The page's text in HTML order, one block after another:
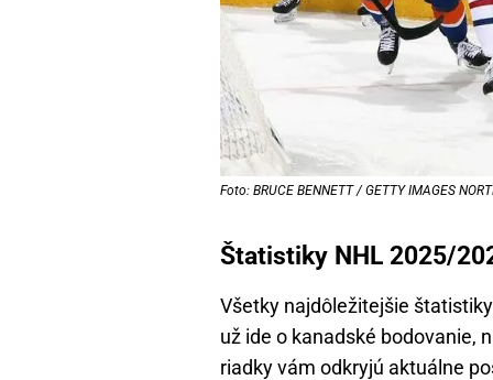
Foto: BRUCE BENNETT / GETTY IMAGES
Štatistiky NHL 2025/
Všetky najdôležitejšie
už ide o kanadské bodovanie,
riadky vám odkryjú aktuálne